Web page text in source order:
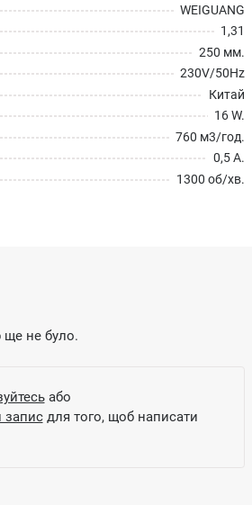
WEIGUANG
1,31
250 мм.
230V/50Hz
Китай
16 W.
760 м3/год.
0,5 А.
1300 об/хв.
ще не було.
або
записдля того, щоб написати